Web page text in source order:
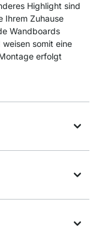
Highlight sind
Ihrem Zuhause
Wandboards
somit eine
erfolgt